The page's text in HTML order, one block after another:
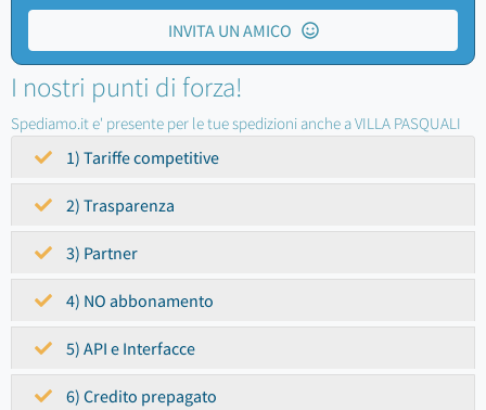
INVITA UN AMICO
I nostri punti di forza!
Spediamo.it e' presente per le tue spedizioni anche a VILLA PASQUALI
1) Tariffe competitive
2) Trasparenza
3) Partner
4) NO abbonamento
5) API e Interfacce
6) Credito prepagato